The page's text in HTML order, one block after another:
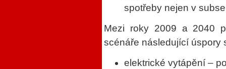
spotřeby nejen v
Mezi roky 2009 a 2040
scénáře následující úspory
elektrické vytápění –